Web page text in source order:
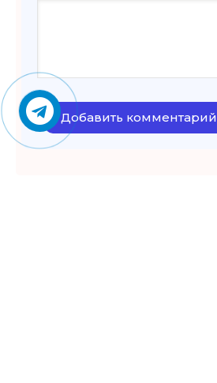
Добавить комментарий